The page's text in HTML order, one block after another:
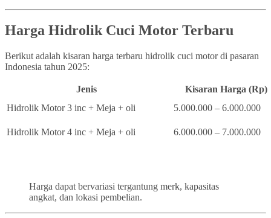
Harga Hidrolik Cuci Motor Terbaru
Berikut adalah kisaran harga terbaru hidrolik cuci motor di pasaran
Indonesia tahun 2025:
Jenis
Kisaran Harga (Rp)
Hidrolik Motor 3 inc + Meja + oli
5.000.000 – 6.000.000
Hidrolik Motor 4 inc + Meja + oli 6.000.000 – 7.000.000
Harga dapat bervariasi tergantung merk, kapasitas
angkat, dan lokasi pembelian.